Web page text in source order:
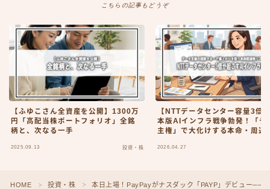
こちらの記事もどうぞ
【ふゆこさん全資産を公開】1300万
円「高配当株ポートフォリオ」全銘
柄と、次なる一手
2025.09.13 投資・株
【NTTデータセンター容量3倍
本版AIインフラ戦争勃発！「デ
主権」で大化けする本命・周辺
2026.04.27
HOME ＞ 投資・株 ＞ 本日上場！PayPayがナスダック「PAYP」デビュー──